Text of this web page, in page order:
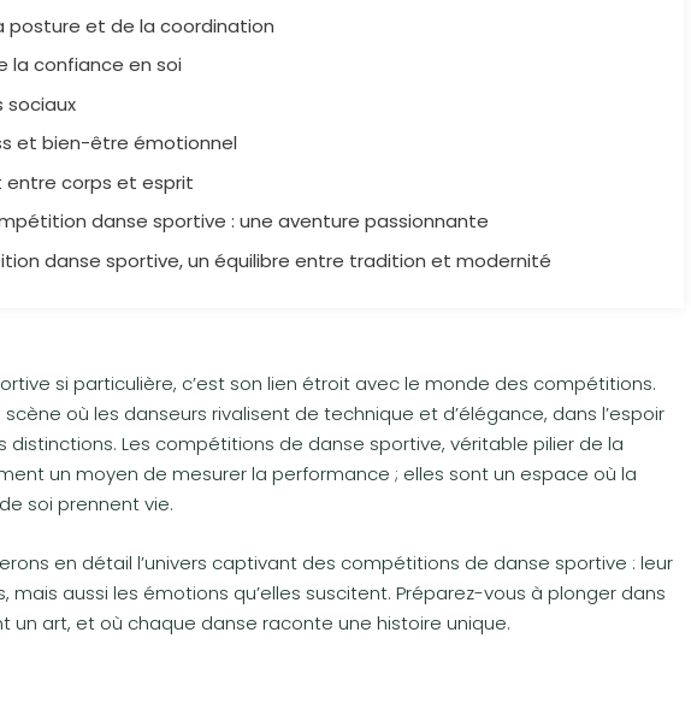
posture et de la coordination
la confiance en soi
sociaux
et bien-être émotionnel
entre corps et esprit
danse sportive : une aventure passionnante
danse sportive, un équilibre entre tradition et modernité
si particulière, c’est son lien étroit avec le monde des compétitions.
où les danseurs rivalisent de technique et d’élégance, dans l’espoir
distinctions. Les compétitions de danse sportive, véritable pilier de la
un moyen de mesurer la performance ; elles sont un espace où la
soi prennent vie.
en détail l’univers captivant des compétitions de danse sportive : leur
mais aussi les émotions qu’elles suscitent. Préparez-vous à plonger dans
un art, et où chaque danse raconte une histoire unique.